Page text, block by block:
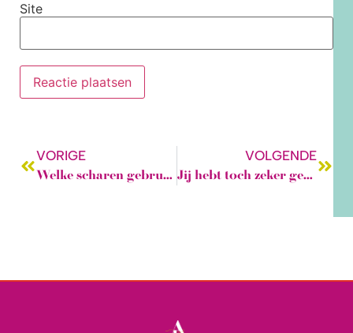
Site
VORIGE
Welke scharen gebruik jij?
VOLGENDE
Jij hebt toch zeker geen naai-frustraties?